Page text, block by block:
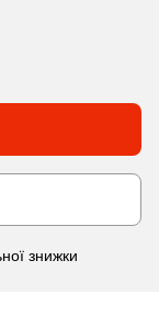
знижки